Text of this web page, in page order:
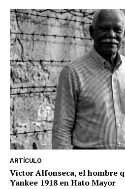
ARTÍCULO
Víctor Alfonseca, el hombre
Yankee 1918 en Hato Mayor